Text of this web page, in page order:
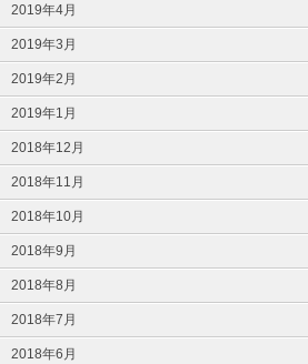
2019年4月
2019年3月
2019年2月
2019年1月
2018年12月
2018年11月
2018年10月
2018年9月
2018年8月
2018年7月
2018年6月